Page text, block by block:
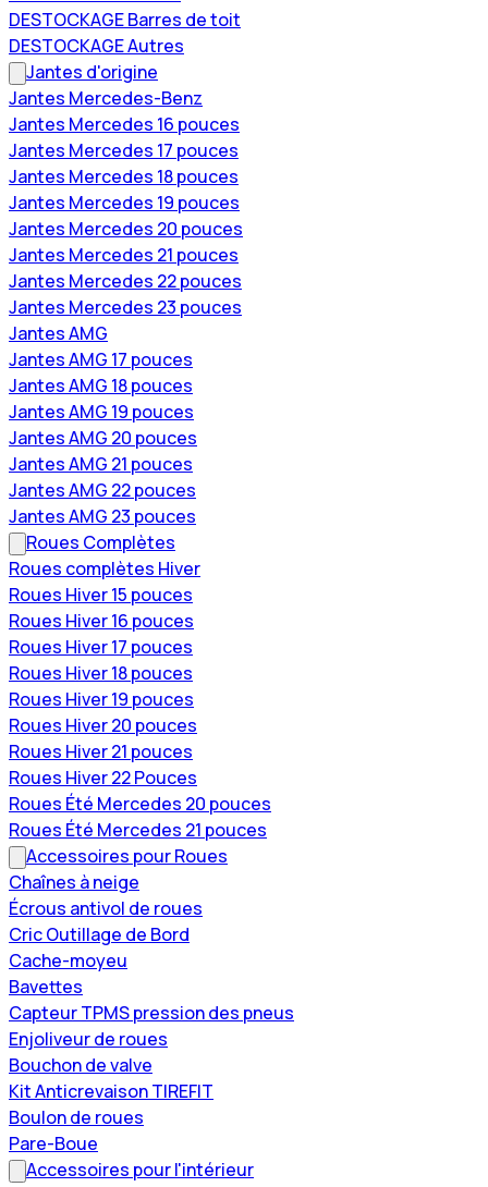
DESTOCKAGE Barres de toit
DESTOCKAGE Autres
Jantes d'origine
Jantes Mercedes-Benz
Jantes Mercedes 16 pouces
Jantes Mercedes 17 pouces
Jantes Mercedes 18 pouces
Jantes Mercedes 19 pouces
Jantes Mercedes 20 pouces
Jantes Mercedes 21 pouces
Jantes Mercedes 22 pouces
Jantes Mercedes 23 pouces
Jantes AMG
Jantes AMG 17 pouces
Jantes AMG 18 pouces
Jantes AMG 19 pouces
Jantes AMG 20 pouces
Jantes AMG 21 pouces
Jantes AMG 22 pouces
Jantes AMG 23 pouces
Roues Complètes
Roues complètes Hiver
Roues Hiver 15 pouces
Roues Hiver 16 pouces
Roues Hiver 17 pouces
Roues Hiver 18 pouces
Roues Hiver 19 pouces
Roues Hiver 20 pouces
Roues Hiver 21 pouces
Roues Hiver 22 Pouces
Roues Été Mercedes 20 pouces
Roues Été Mercedes 21 pouces
Accessoires pour Roues
Chaînes à neige
Écrous antivol de roues
Cric Outillage de Bord
Cache-moyeu
Bavettes
Capteur TPMS pression des pneus
Enjoliveur de roues
Bouchon de valve
Kit Anticrevaison TIREFIT
Boulon de roues
Pare-Boue
Accessoires pour l'intérieur